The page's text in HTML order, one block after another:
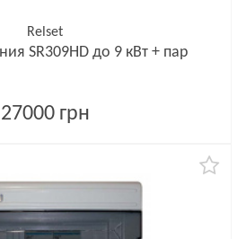
Relset
SR309HD до 9 кВт + пар
27000 грн